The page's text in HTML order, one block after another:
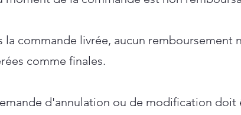
la commande livrée, aucun remboursement
comme finales.
d'annulation ou de modification doit